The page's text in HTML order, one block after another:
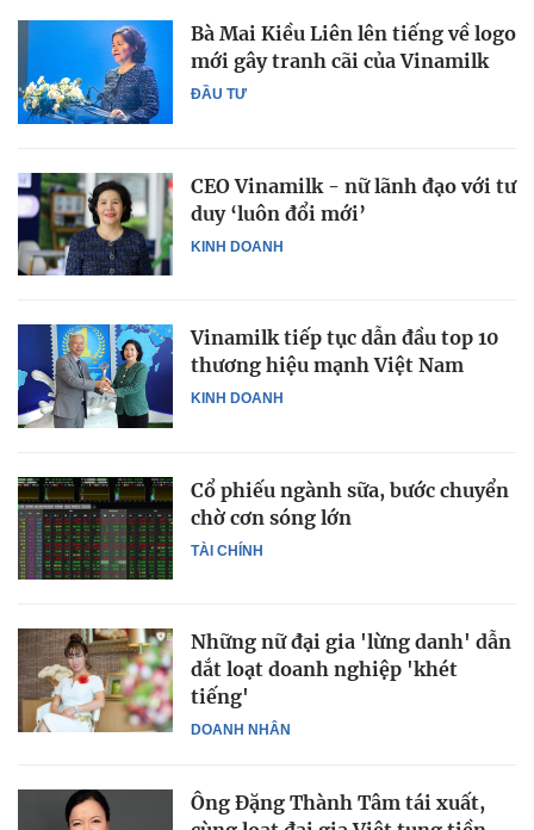
ĐẦU TƯ
Bà Mai Kiều Liên lên tiếng về logo
mới gây tranh cãi của Vinamilk
KINH DOANH
CEO Vinamilk - nữ lãnh đạo với tư
duy ‘luôn đổi mới’
KINH DOANH
Vinamilk tiếp tục dẫn đầu top 10
thương hiệu mạnh Việt Nam
TÀI CHÍNH
Cổ phiếu ngành sữa, bước chuyển
chờ cơn sóng lớn
DOANH NHÂN
Những nữ đại gia 'lừng danh' dẫn
dắt loạt doanh nghiệp 'khét
tiếng'
Ông Đặng Thành Tâm tái xuất,